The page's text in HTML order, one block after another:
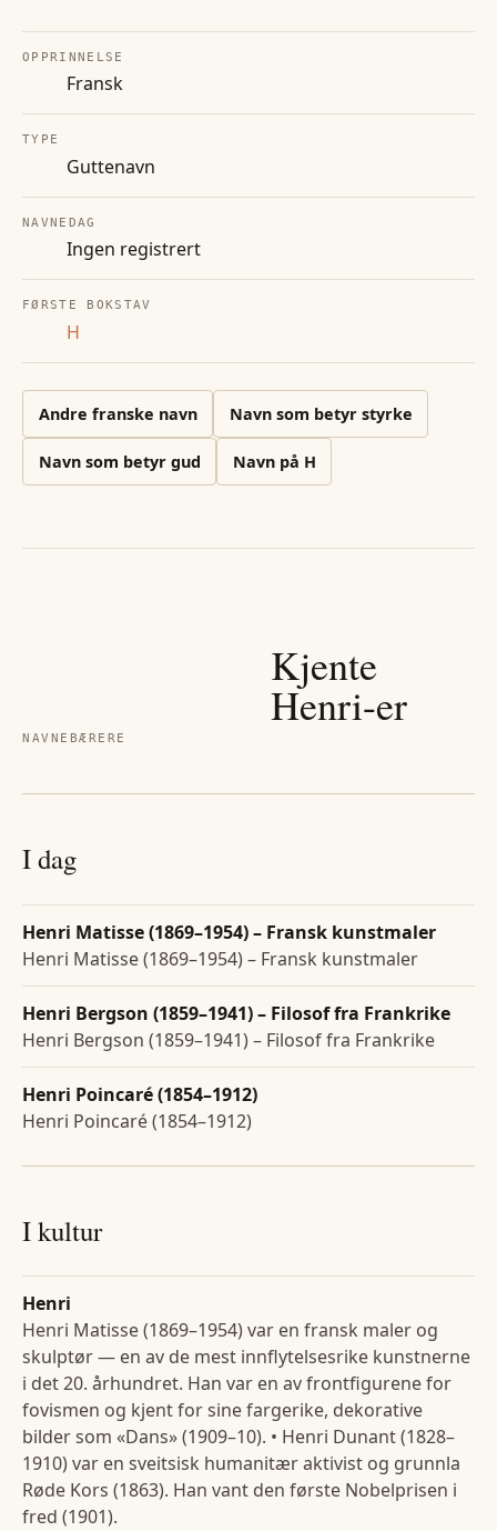
OPPRINNELSE
Fransk
TYPE
Guttenavn
NAVNEDAG
Ingen registrert
FØRSTE BOKSTAV
H
Andre franske navn Navn som betyr styrke
Navn som betyr gud Navn på H
NAVNEBÆRERE
Kjente
Henri-er
I dag
Henri Matisse (1869–1954) – Fransk kunstmaler
Henri Matisse (1869–1954) – Fransk kunstmaler
Henri Bergson (1859–1941) – Filosof fra Frankrike
Henri Bergson (1859–1941) – Filosof fra Frankrike
Henri Poincaré (1854–1912)
Henri Poincaré (1854–1912)
I kultur
Henri
Henri Matisse (1869–1954) var en fransk maler og
skulptør — en av de mest innflytelsesrike kunstnerne
i det 20. århundret. Han var en av frontfigurene for
fovismen og kjent for sine fargerike, dekorative
bilder som «Dans» (1909–10). • Henri Dunant (1828–
1910) var en sveitsisk humanitær aktivist og grunnla
Røde Kors (1863). Han vant den første Nobelprisen i
fred (1901).